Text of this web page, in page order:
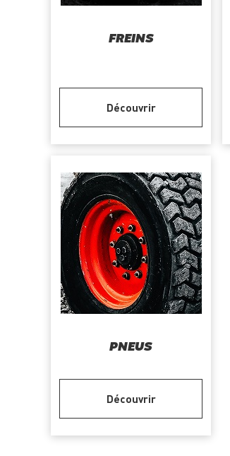
FREINS
Découvrir
PNEUS
Découvrir